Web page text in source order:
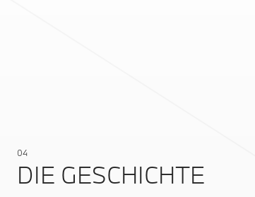
04
DIE GESCHICHTE